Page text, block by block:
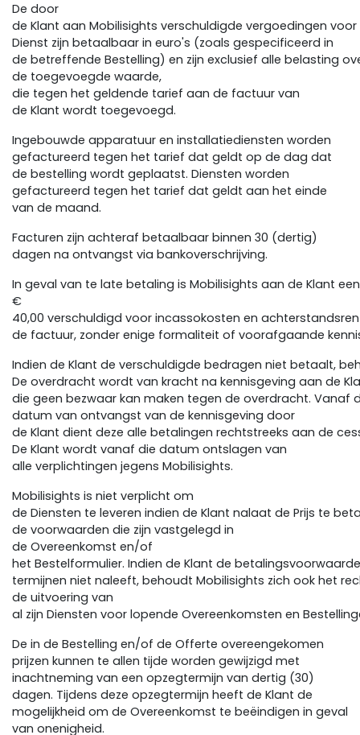
De door
de Klant aan Mobilisights verschuldigde vergoedingen voor
Dienst zijn betaalbaar in euro's (zoals gespecificeerd in
de betreffende Bestelling) en zijn exclusief alle belasting
de toegevoegde waarde,
die tegen het geldende tarief aan de factuur van
de Klant wordt toegevoegd.
Ingebouwde apparatuur en installatiediensten worden
gefactureerd tegen het tarief dat geldt op de dag dat
de bestelling wordt geplaatst. Diensten worden
gefactureerd tegen het tarief dat geldt aan het einde
van de maand.
Facturen zijn achteraf betaalbaar binnen 30 (dertig)
dagen na ontvangst via bankoverschrijving.
In geval van te late betaling is Mobilisights aan de Klant
€
40,00 verschuldigd voor incassokosten en
de factuur, zonder enige formaliteit of voorafgaande
Indien de Klant de verschuldigde bedragen niet betaalt,
De overdracht wordt van kracht na kennisgeving aan de
die geen bezwaar kan maken tegen de overdracht. Vanaf
datum van ontvangst van de kennisgeving door
de Klant dient deze alle betalingen rechtstreeks aan de
De Klant wordt vanaf die datum ontslagen van
alle verplichtingen jegens Mobilisights.
Mobilisights is niet verplicht om
de Diensten te leveren indien de Klant nalaat de Prijs te
de voorwaarden die zijn vastgelegd in
de Overeenkomst en/of
het Bestelformulier. Indien de Klant de
termijnen niet naleeft, behoudt Mobilisights zich ook het
de uitvoering van
al zijn Diensten voor lopende Overeenkomsten en
De in de Bestelling en/of de Offerte overeengekomen
prijzen kunnen te allen tijde worden gewijzigd met
inachtneming van een opzegtermijn van dertig (30)
dagen. Tijdens deze opzegtermijn heeft de Klant de
mogelijkheid om de Overeenkomst te beëindigen in geval
van onenigheid.